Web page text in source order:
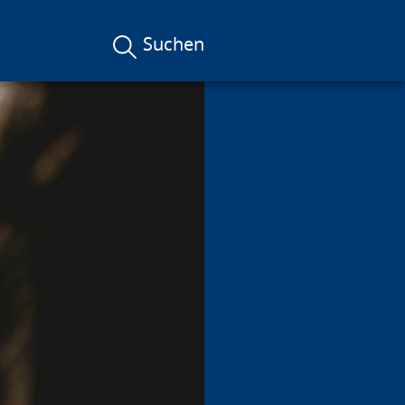
Suchen